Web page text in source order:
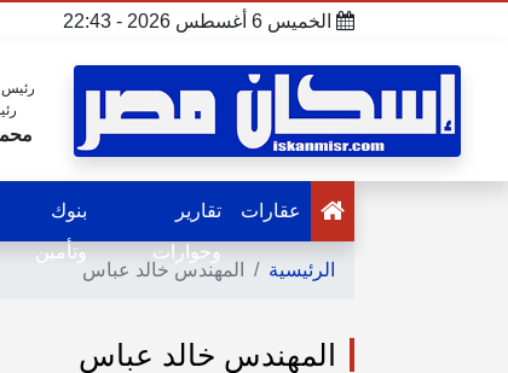
الخميس 6 أغسطس 2026 - 22:43
رئيس
عقارات
تقارير
وحوارات
بنوك
وتأمين
الرئيسية المهندس خالد عباس
المهندس خالد عباس